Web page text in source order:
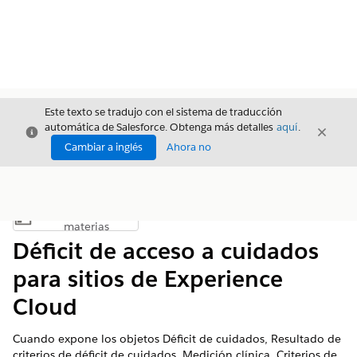
Cerrar
Este texto se tradujo con el sistema de traducción
automática de Salesforce. Obtenga más detalles aquí.
Cambiar a inglés
Ahora no
Cerrar
Mostrar índice de materias
materias
Déficit de acceso a cuidados
para sitios de Experience
Cloud
Cuando expone los objetos Déficit de cuidados, Resultado de